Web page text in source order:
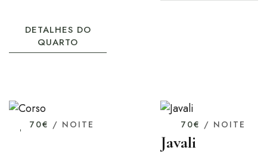
DETALHES DO
QUARTO
70€ / NOITE 70€ / NOITE
Javali